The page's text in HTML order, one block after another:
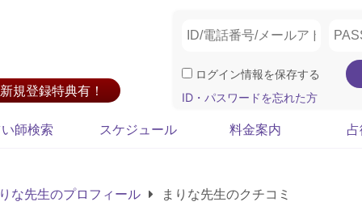
規登録特典有！
ログイン情報を保存する
ID・パスワードを忘れた方
師検索 スケジュール 料金案内
な先生のプロフィール まりな先生のクチコミ